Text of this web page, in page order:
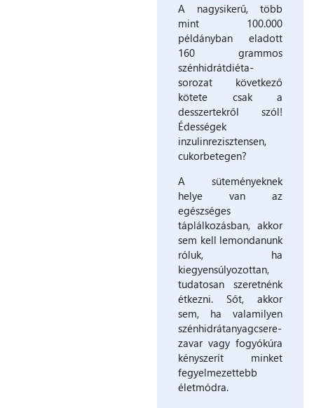
A nagysikerű, több
mint 100.000
példányban eladott
160 grammos
szénhidrátdiéta-
sorozat következő
kötete csak a
desszertekről szól!
Édességek
inzulinrezisztensen,
cukorbetegen?
A süteményeknek
helye van az
egészséges
táplálkozásban, akkor
sem kell lemondanunk
róluk, ha
kiegyensúlyozottan,
tudatosan szeretnénk
étkezni. Sőt, akkor
sem, ha valamilyen
szénhidrátanyagcsere-
zavar vagy fogyókúra
kényszerít minket
fegyelmezettebb
életmódra.